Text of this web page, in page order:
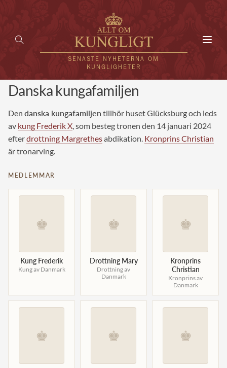
SENASTE NYHETERNA OM
KUNGLIGHETER
HEM
KUNGAFAMILJEN
UTLÄNDSKT
VÄRLDENS KUNGAHUS
Brittiska kungahuset
Danska kungahuset
Spanska kungahuset
Nederländska kungahuset
Jordanska kungahuset
REDAKTION
Danska kungafamiljen
Den danska kungafamiljen tillhör huset Glücksburg och leds
av kung Frederik X , som besteg tronen den 14 januari 2024
efterdrottning Margrethesabdikation. Kronprins Christian
är tronarving.
MEDLEMMAR
♚
Kung Frederik
Kung av Danmark
♚
Drottning Mary
Drottning av
Danmark
♚
Kronprins
Christian
Kronprins av
Danmark
♚ ♚ ♚